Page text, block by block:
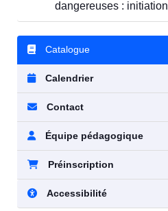
dangereuses : initiation
Catalogue
Calendrier
Contact
Équipe pédagogique
Préinscription
Accessibilité